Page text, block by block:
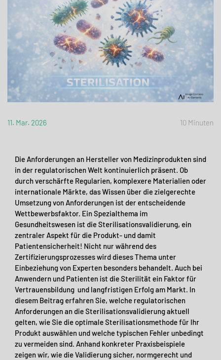
11. Mar. 2026 10 Minuten
Die Anforderungen an Hersteller von Medizinprodukten sind
in der regulatorischen Welt kontinuierlich präsent. Ob
durch verschärfte Regularien, komplexere Materialien oder
internationale Märkte, das Wissen über die zielgerechte
Umsetzung von Anforderungen ist der entscheidende
Wettbewerbsfaktor. Ein Spezialthema im
Gesundheitswesen ist die Sterilisationsvalidierung, ein
zentraler Aspekt für die Produkt- und damit
Patientensicherheit! Nicht nur während des
Zertifizierungsprozesses wird dieses Thema unter
Einbeziehung von Experten besonders behandelt. Auch bei
Anwendern und Patienten ist die Sterilität ein Faktor für
Vertrauensbildung und langfristigen Erfolg am Markt. In
diesem Beitrag erfahren Sie, welche regulatorischen
Anforderungen an die Sterilisationsvalidierung aktuell
gelten, wie Sie die optimale Sterilisationsmethode für Ihr
Produkt auswählen und welche typischen Fehler unbedingt
zu vermeiden sind. Anhand konkreter Praxisbeispiele
zeigen wir, wie die Validierung sicher, normgerecht und